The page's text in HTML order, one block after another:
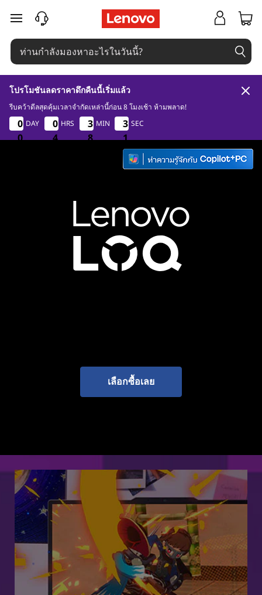
L
n
o
v
o
เ
ข้ามไปที่เนื้อหาหลัก
โปรโมชันลดราคาดึกคืนนี้เริ่มแล้ว
รีบคว้าดีลสุดคุ้มเวลาจำกัดเหล่านี้ก่อน 8 โมงเช้า ห้ามพลาด!
0
0
0
0
0
0
0
0
DAY
0
4
0
4
0
4
0
4
HRS
3
8
3
8
3
8
3
8
MIN 2
9
2
2
9
2
8
SEC
เลือกซื้อเลย